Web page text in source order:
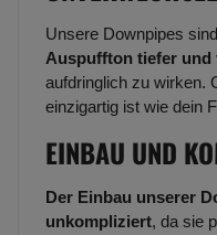
Unsere Downpipes
Auspuffton tiefer und
aufdringlich zu wirken.
einzigartig ist wie dein
EINBAU UND
Der Einbau unserer
unkompliziert, da sie